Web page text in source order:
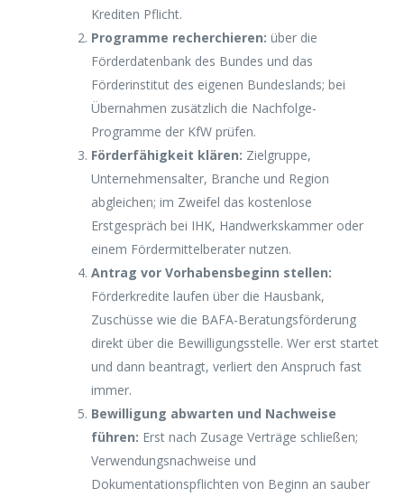
Krediten Pflicht.
Programme recherchieren: über die
Förderdatenbank des Bundes und das
Förderinstitut des eigenen Bundeslands; bei
Übernahmen zusätzlich die Nachfolge-
Programme der KfW prüfen.
Förderfähigkeit klären: Zielgruppe,
Unternehmensalter, Branche und Region
abgleichen; im Zweifel das kostenlose
Erstgespräch bei IHK, Handwerkskammer oder
einem Fördermittelberater nutzen.
Antrag vor Vorhabensbeginn stellen:
Förderkredite laufen über die Hausbank,
Zuschüsse wie die BAFA-Beratungsförderung
direkt über die Bewilligungsstelle. Wer erst startet
und dann beantragt, verliert den Anspruch fast
immer.
Bewilligung abwarten und Nachweise
führen: Erst nach Zusage Verträge schließen;
Verwendungsnachweise und
Dokumentationspflichten von Beginn an sauber